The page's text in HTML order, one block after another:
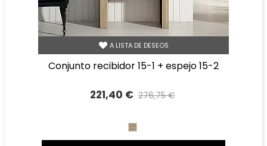
A LISTA DE DESEOS
conjunto recibidor 15-1 + espejo 15-2
221,40 € 276,75 €
CAMBRIAN